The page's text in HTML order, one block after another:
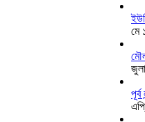
মে